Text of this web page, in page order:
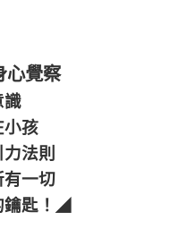
心覺察
孩
法則
一切
匙！ ◢